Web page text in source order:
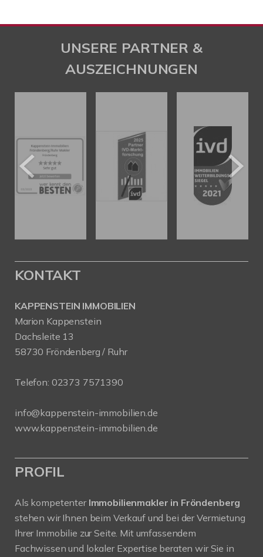
UNSERE PARTNER &
AUSZEICHNUNGEN
KONTAKT
KAPPENSTEIN IMMOBILIEN
Marion Kappenstein
Dachsleite 13
58730 Fröndenberg / Ruhr
Telefon: 02373 7571390
info@kappenstein-immobilien.de
www.kappenstein-immobilien.de
PROFIL
Als kompetenter Immobilienmakler in Fröndenberg
stehen wir Ihnen beim Verkauf und bei der Vermietung
Ihrer Immobilie zur Seite. Mit umfassendem
Fachwissen und lokaler Expertise beraten wir Sie in